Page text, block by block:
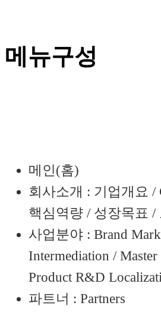
메뉴구성
메인(홈)
회사소개 : 기업개요 /
핵심역량 / 성장목표 /
사업분야 : Brand
Intermediation /
Product R&D
파트너 : Partners